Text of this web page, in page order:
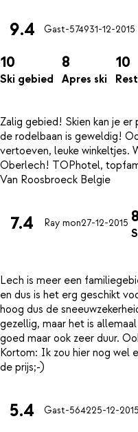
9.4 Gast-574931-12-2015
10
Ski gebied
8
Apres ski
10
Zalig gebied! Skien kan je er
de rodelbaan is geweldig!
vertoeven, leuke winkeltjes.
Oberlech! TOPhotel,
7.4 Ray mon27-12-2015 8
Lech is meer een
en dus is het erg geschikt
hoog dus de
gezellig, maar het is
goed maar ook zeer duur.
Kortom: Ik zou hier nog wel
5.4 Gast-564225-12-2015